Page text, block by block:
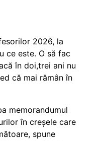
2026, la
ce este. O să fac
în doi,trei ani nu
că mai rămân în
memorandumul
în creșele care
spune